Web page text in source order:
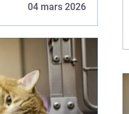
04 mars 2026